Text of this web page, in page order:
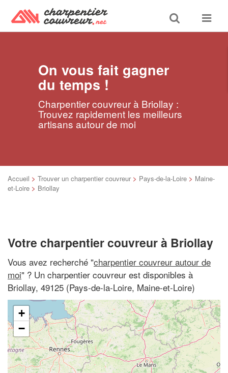
Toggle
search
Toggle
On vous fait gagner
du temps !
Charpentier couvreur à Briollay :
Trouvez rapidement les meilleurs
artisans autour de moi
Accueil > Trouver un charpentier couvreur > Pays-de-la-Loire > Maine-
et-Loire > Briollay
Votre charpentier couvreur à Briollay
Vous avez recherché "charpentier couvreur autour de
moi" ? Un charpentier couvreur est disponibles à
Briollay, 49125 (Pays-de-la-Loire, Maine-et-Loire)
+
−